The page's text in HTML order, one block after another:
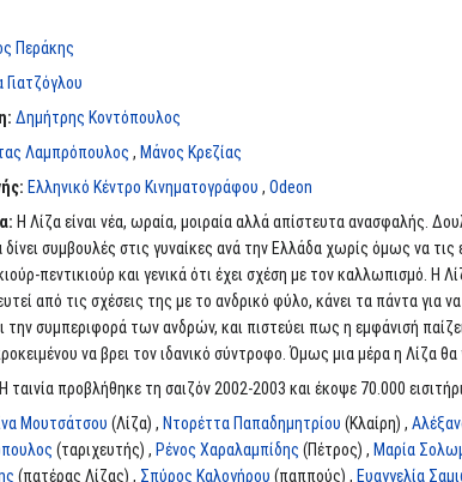
Περάκης
Γιατζόγλου
Δημήτρης Κοντόπουλος
Λαμπρόπουλος , Μάνος Κρεζίας
Ελληνικό Κέντρο Κινηματογράφου , Odeon
Η Λίζα είναι νέα, ωραία, μοιραία αλλά απίστευτα ανασφαλής.
δίνει συμβουλές στις γυναίκες ανά την Ελλάδα χωρίς όμως να
πεντικιούρ και γενικά ότι έχει σχέση με τον καλλωπισμό. Η
από τις σχέσεις της με το ανδρικό φύλο, κάνει τα πάντα για
συμπεριφορά των ανδρών, και πιστεύει πως η εμφάνισή
να βρει τον ιδανικό σύντροφο. Όμως μια μέρα η Λίζα θα
Η ταινία προβλήθηκε τη σαιζόν 2002-2003 και έκοψε 70.000
Μουτσάτσου (Λίζα) , Ντορέττα Παπαδημητρίου (Κλαίρη) ,
(ταριχευτής) , Ρένος Χαραλαμπίδης (Πέτρος) , Μαρία
(πατέρας Λίζας) , Σπύρος Καλογήρου (παππούς) , Ευαγγελία